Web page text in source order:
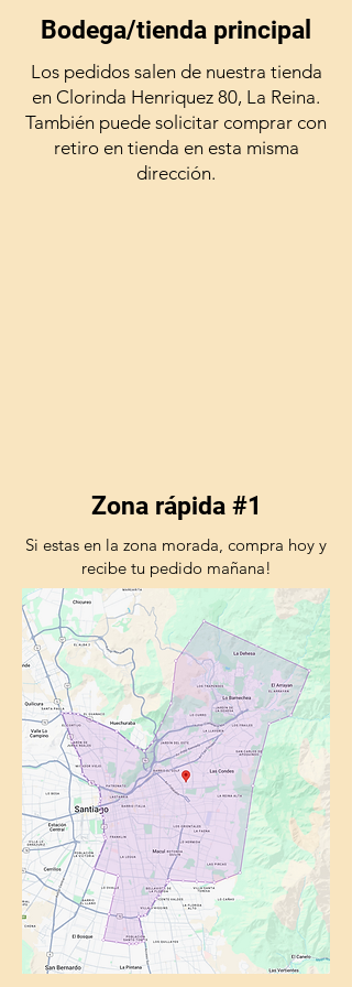
Bodega/tienda principal
Los pedidos salen de nuestra tienda
en Clorinda Henriquez 80, La Reina.
También puede solicitar comprar con
retiro en tienda en esta misma
dirección.
Zona rápida #1
Si estas en la zona morada, compra hoy y
recibe tu pedido mañana!